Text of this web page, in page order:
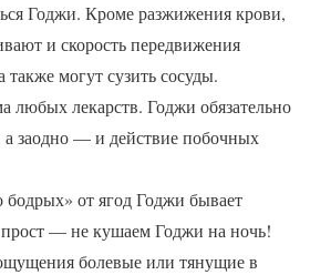
Годжи. Кроме разжижения крови,
и скорость передвижения
могут сузить сосуды.
любых лекарств. Годжи обязательно
а заодно — и действие побочных
бодрых» от ягод Годжи бывает
— не кушаем Годжи на ночь!
болевые или тянущие в